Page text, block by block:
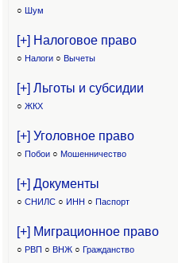
○ Шум
[+] Налоговое право
○ Налоги ○ Вычеты
[+] Льготы и субсидии
○ ЖКХ
[+] Уголовное право
○ Побои ○ Мошенничество
[+] Документы
○ СНИЛС ○ ИНН ○ Паспорт
[+] Миграционное право
○ РВП ○ ВНЖ ○ Гражданство